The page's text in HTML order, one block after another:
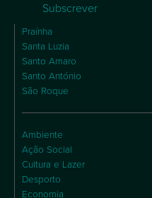
Subscrever
Praínha
Santa Luzia
Santo Amaro
Santo António
São Roque
Ambiente
Ação Social
Cultura e Lazer
Desporto
Economia